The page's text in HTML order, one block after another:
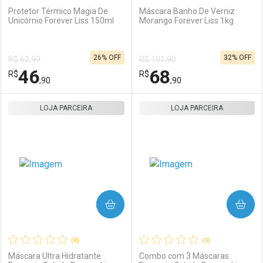
Comprar sem Desconto
Por R$ 34,90/cada
Comprar sem Desconto
Por R$ 34,90/cada
Comprar sem Desconto
Por R$ 48,90/cada
Comprar sem Desconto
Por R$ 48,90/cada
Protetor Térmico Magia De
Unicórnio Forever Liss 150ml
R$ 62,99
R$46,90
26% OFF
Máscara Banho De Verniz
Morango Forever Liss 1kg
R$ 101,90
R$68,90
32% OFF
(0)
Máscara Ultra Hidratante
LOJA PARCEIRA
COMPRAR
(0)
Combo com 3 Máscaras
LOJA PARCEIRA
COMPRAR